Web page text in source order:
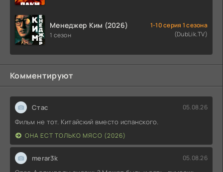
Менеджер Ким (2026)
1 сезон
1-10 серия 1 сезона
(DubLik.TV)
Комментируют
Стас 05.08.26
Фильм не тот. Китайский вместо испанского.
ОНА ЕСТ ТОЛЬКО МЯСО (2026)
merar3k 05.08.26